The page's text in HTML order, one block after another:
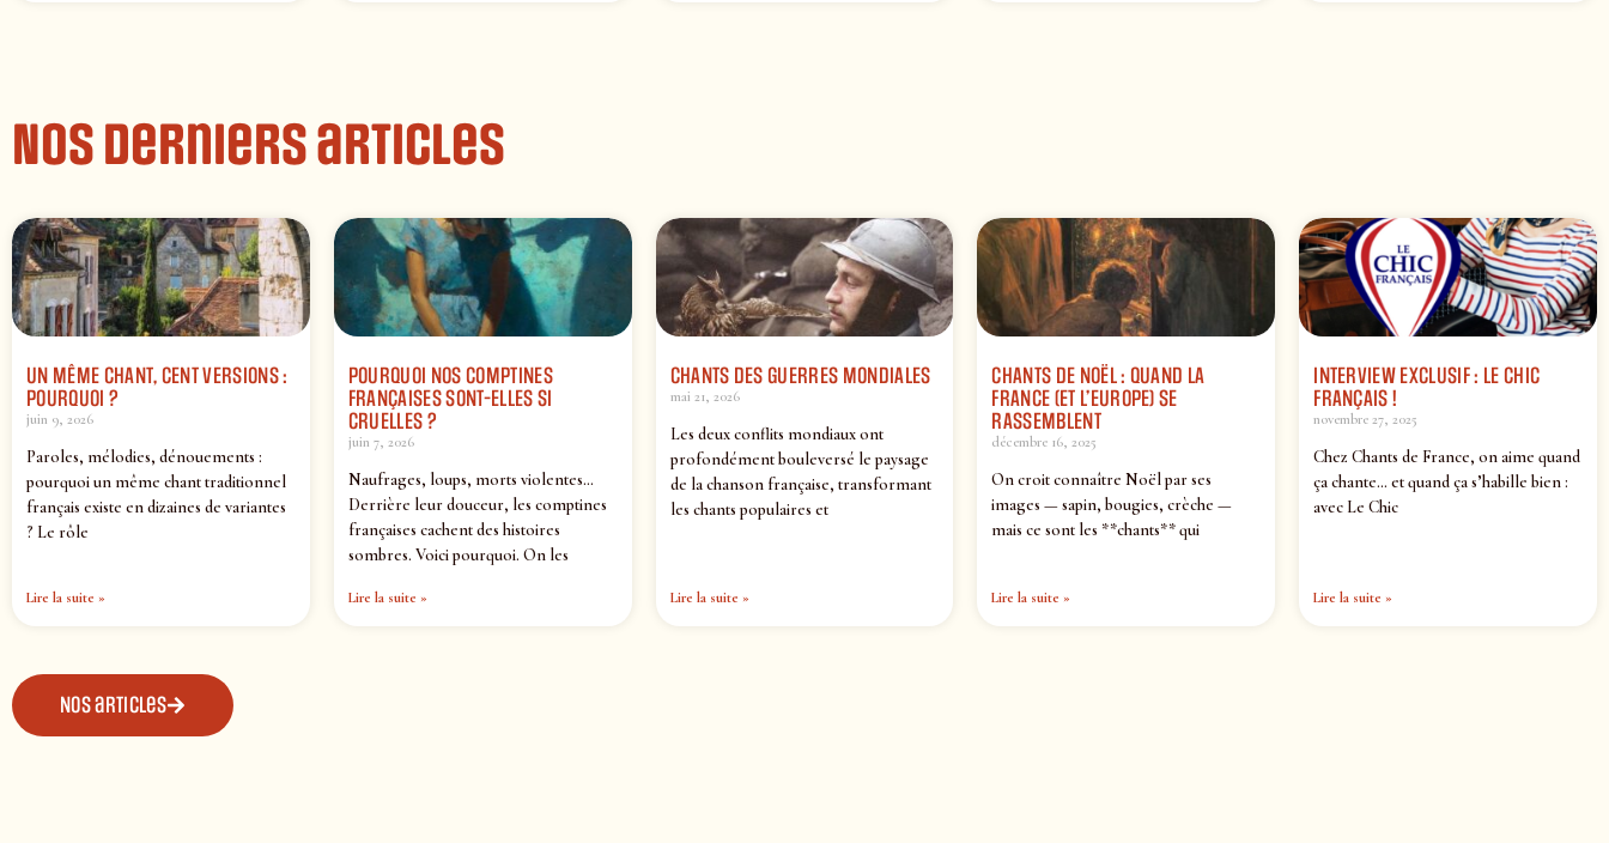
Nos derniers articles
UN MÊME CHANT, CENT VERSIONS :
POURQUOI ?
juin 9, 2026
Paroles, mélodies, dénouements :
pourquoi un même chant traditionnel
français existe en dizaines de variantes
? Le rôle
Lire la suite »
POURQUOI NOS COMPTINES
FRANÇAISES SONT-ELLES SI
CRUELLES ?
juin 7, 2026
Naufrages, loups, morts violentes…
Derrière leur douceur, les comptines
françaises cachent des histoires
sombres. Voici pourquoi. On les
Lire la suite »
CHANTS DES GUERRES MONDIALES
mai 21, 2026
Les deux conflits mondiaux ont
profondément bouleversé le paysage
de la chanson française, transformant
les chants populaires et
Lire la suite »
CHANTS DE NOËL : QUAND LA
FRANCE (ET L’EUROPE) SE
RASSEMBLENT
décembre 16, 2025
On croit connaître Noël par ses
images — sapin, bougies, crèche —
mais ce sont les **chants** qui
Lire la suite »
INTERVIEW EXCLUSIF : LE CHIC
FRANÇAIS !
novembre 27, 2025
Chez Chants de France, on aime quand
ça chante… et quand ça s’habille bien :
avec Le Chic
Lire la suite »
Nos articles